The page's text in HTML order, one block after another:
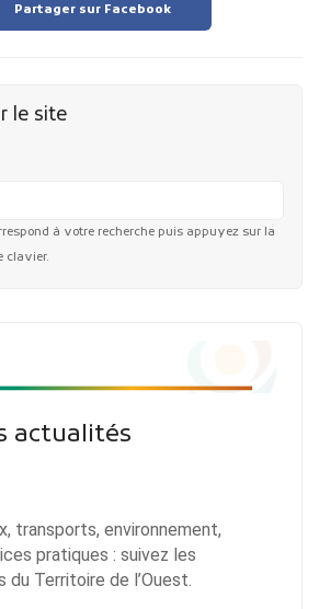
Partager sur Facebook
le site
à votre recherche puis appuyez sur la
clavier.
actualités
transports, environnement,
pratiques : suivez les
Territoire de l’Ouest.